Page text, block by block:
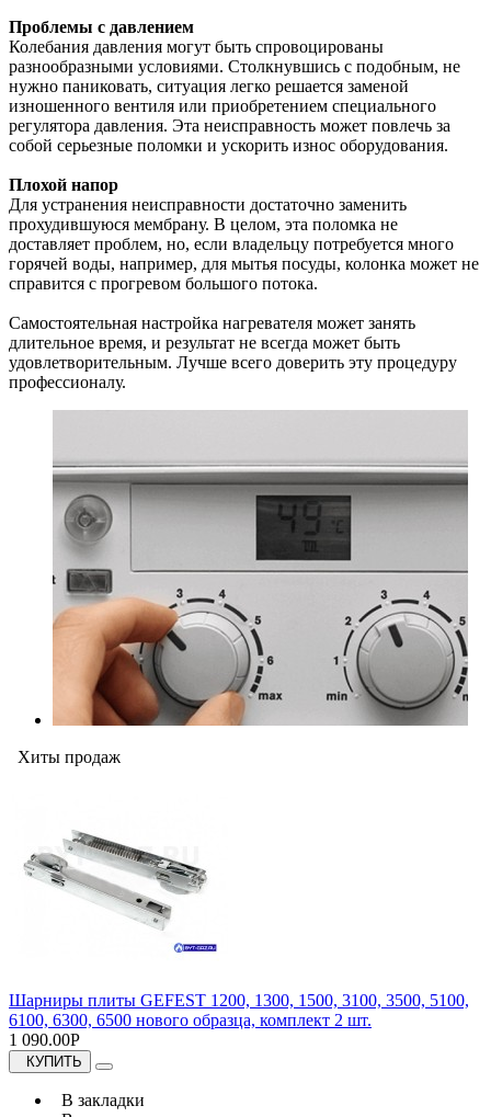
Проблемы с давлением
Колебания давления могут быть спровоцированы
разнообразными условиями. Столкнувшись с подобным, не
нужно паниковать, ситуация легко решается заменой
изношенного вентиля или приобретением специального
регулятора давления. Эта неисправность может повлечь за
собой серьезные поломки и ускорить износ оборудования.
Плохой напор
Для устранения неисправности достаточно заменить
прохудившуюся мембрану. В целом, эта поломка не
доставляет проблем, но, если владельцу потребуется много
горячей воды, например, для мытья посуды, колонка может не
справится с прогревом большого потока.
Самостоятельная настройка нагревателя может занять
длительное время, и результат не всегда может быть
удовлетворительным. Лучше всего доверить эту процедуру
профессионалу.
Хиты продаж
Шарниры плиты GEFEST 1200, 1300, 1500, 3100, 3500, 5100,
6100, 6300, 6500 нового образца, комплект 2 шт.
1 090.00Р
КУПИТЬ
В закладки